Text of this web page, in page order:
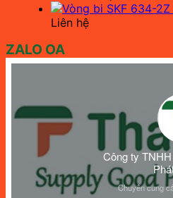
Liên hệ
ZALO OA